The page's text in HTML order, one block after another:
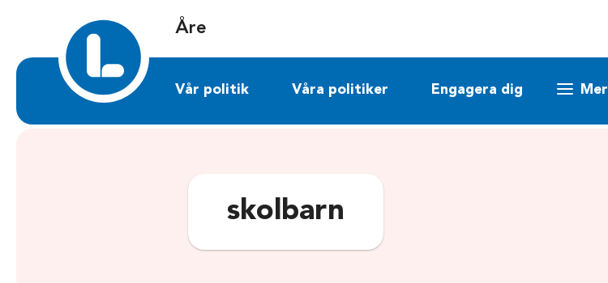
Åre
Vår politik Våra politiker Engagera dig Mer
skolbarn